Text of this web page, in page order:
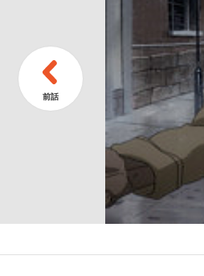
第11話
ラッシュバレーの
キャスト ／ スタッフ
エドワード・エルリック:朴璐美／ア
／リザ・ホークアイ:折笠富美子／ア